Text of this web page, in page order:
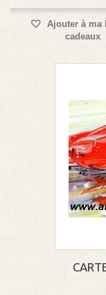
Ajouter à ma
cadeaux